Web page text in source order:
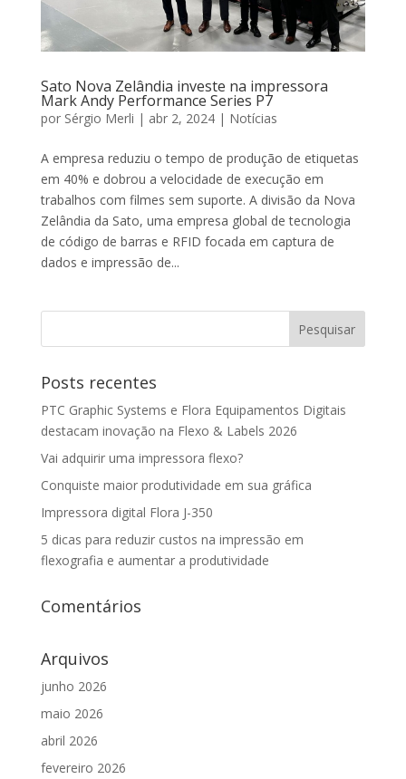
Sato Nova Zelândia investe na impressora
Mark Andy Performance Series P7
por Sérgio Merli | abr 2, 2024| Notícias
A empresa reduziu o tempo de produção de etiquetas
em 40% e dobrou a velocidade de execução em
trabalhos com filmes sem suporte. A divisão da Nova
Zelândia da Sato, uma empresa global de tecnologia
de código de barras e RFID focada em captura de
dados e impressão de...
Posts recentes
PTC Graphic Systems e Flora Equipamentos Digitais
destacam inovação na Flexo & Labels 2026
Vai adquirir uma impressora flexo?
Conquiste maior produtividade em sua gráfica
Impressora digital Flora J-350
5 dicas para reduzir custos na impressão em
flexografia e aumentar a produtividade
Comentários
Arquivos
junho 2026
maio 2026
abril 2026
fevereiro 2026